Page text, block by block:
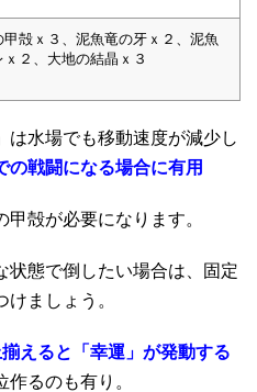
甲殻ｘ３、泥魚竜の牙ｘ２、泥魚
２、大地の結晶ｘ３
は水場でも移動速度が減少し
の戦闘になる場合に有用
殻が必要になります。
状態で倒したい場合は、固定
ましょう。
えると「幸運」が発動する
るのも有り。